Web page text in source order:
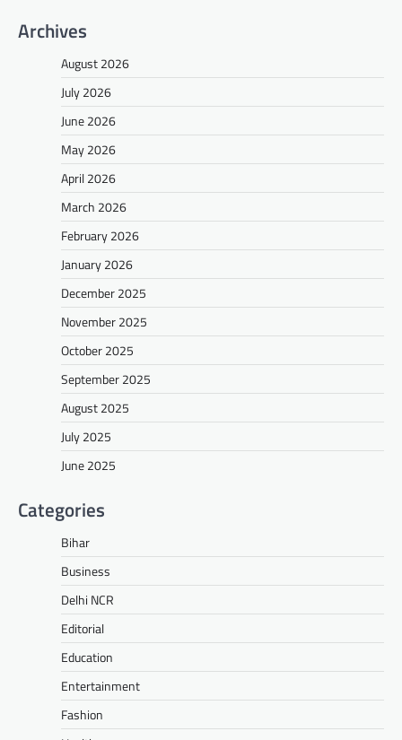
Archives
August 2026
July 2026
June 2026
May 2026
April 2026
March 2026
February 2026
January 2026
December 2025
November 2025
October 2025
September 2025
August 2025
July 2025
June 2025
Categories
Bihar
Business
Delhi NCR
Editorial
Education
Entertainment
Fashion